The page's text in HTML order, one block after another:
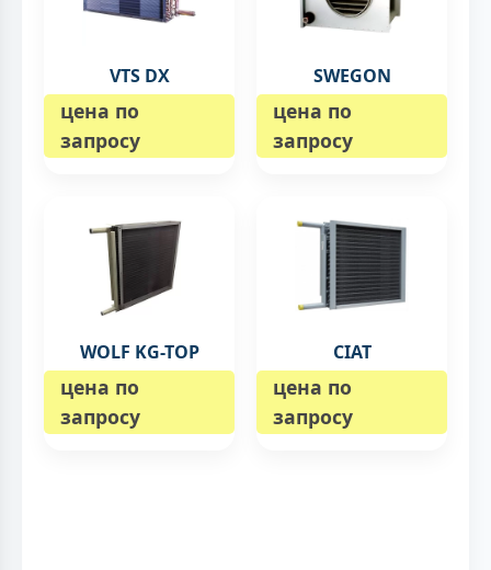
VTS DX
цена по
запросу
SWEGON
цена по
запросу
WOLF KG-TOP
цена по
запросу
CIAT
цена по
запросу